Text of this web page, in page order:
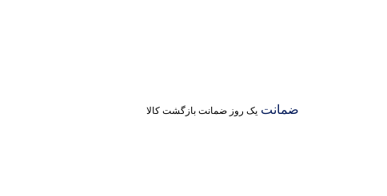
ضمانت یک روز ضمانت بازگشت کالا